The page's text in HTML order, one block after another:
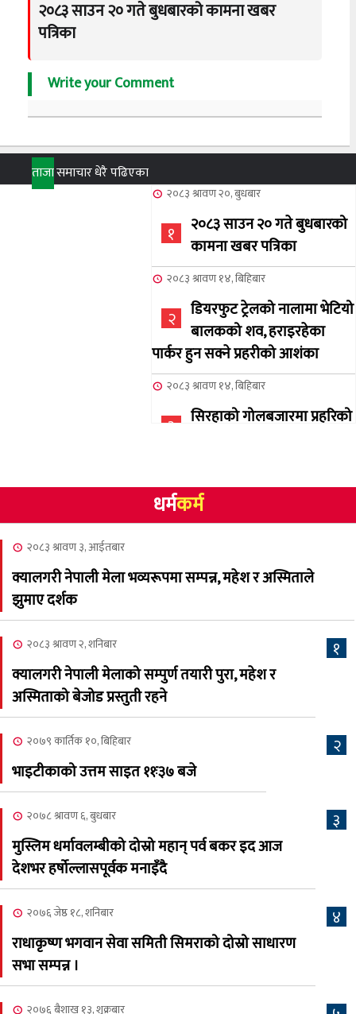
२०८३ साउन २० गते बुधबारको कामना खबर
पत्रिका
Write your Comment
ताजासमाचारधेरै पढिएका
२०८३ श्रावण २०, बुधबार
१
२०८३ साउन २० गते बुधबारको
कामना खबर पत्रिका
२०८३ श्रावण १४, बिहिबार
२
डियरफुट ट्रेलको नालामा भेटियो
बालकको शव, हराइरहेका
पार्कर हुन सक्ने प्रहरीको आशंका
२०८३ श्रावण १४, बिहिबार
३
सिरहाको गोलबजारमा प्रहरिको
४
NCSC को अध्यक्षमा घनेन्द्र
न्यौपाने बिजयी
नेप्लिज सोसाइटि अफ
२०८३ श्रावण ६, बुधबार
कामना खबर पत्रिका
७ क्यालगरी नेपाली मेला
२०८३ श्रावण २, शनिबार
८
क्यालगरी नेपाली मेलाको
अस्मिताको बेजोड प्रस्तुती रहने
धर्मकर्म
२०८३ श्रावण ३, आईतबार
क्यालगरी नेपाली मेला भव्यरूपमा सम्पन्न, महेश र अस्मिताले
झुमाए दर्शक
१
२०८३ श्रावण २, शनिबार
क्यालगरी नेपाली मेलाको सम्पुर्ण तयारी पुरा, महेश र
अस्मिताको बेजोड प्रस्तुती रहने
२
२०७९ कार्तिक १०, बिहिबार
भाइटीकाको उत्तम साइत ११ः३७ बजे
३
२०७८ श्रावण ६, बुधबार
मुस्लिम धर्मावलम्बीको दोस्रो महान् पर्व बकर इद आज
देशभर हर्षोल्लासपूर्वक मनाइँदै
४
२०७६ जेष्ठ १८, शनिबार
राधाकृष्ण भगवान सेवा समिती सिमराको दोस्रो साधारण
सभा सम्पन्न ।
२०७६ बैशाख १३, शुक्रबार